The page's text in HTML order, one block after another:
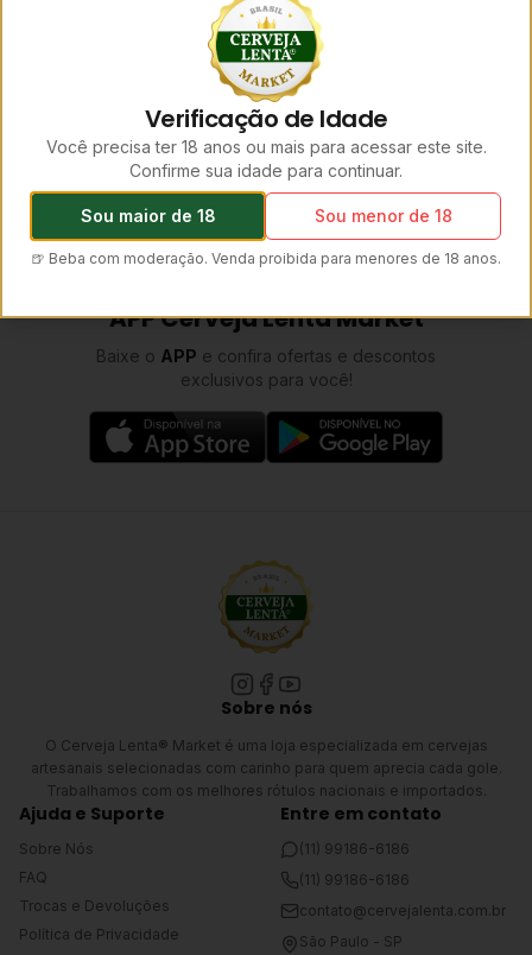
APP Cerveja Lenta Market
Baixe o APP e confira ofertas e descontos
exclusivos para você!
Sobre nós
O Cerveja Lenta® Market é uma loja especializada em cervejas
artesanais selecionadas com carinho para quem aprecia cada gole.
Trabalhamos com os melhores rótulos nacionais e importados.
Ajuda e Suporte
Sobre Nós
FAQ
Trocas e Devoluções
Política de Privacidade
Entre em contato
(11) 99186-6186
(11) 99186-6186
contato@cervejalenta.com.br
São Paulo - SP
Verificação de Idade
Você precisa ter 18 anos ou mais para acessar este site.
Confirme sua idade para continuar.
Sou maior de 18 Sou menor de 18
🍺 Beba com moderação. Venda proibida para menores de 18 anos.